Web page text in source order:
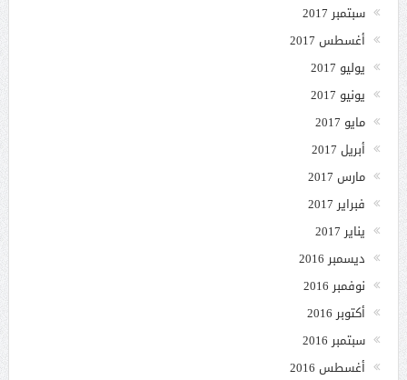
سبتمبر 2017
أغسطس 2017
يوليو 2017
يونيو 2017
مايو 2017
أبريل 2017
مارس 2017
فبراير 2017
يناير 2017
ديسمبر 2016
نوفمبر 2016
أكتوبر 2016
سبتمبر 2016
أغسطس 2016